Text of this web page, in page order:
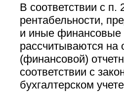
В соответствии с п.
рентабельности,
и иные финансовые
рассчитываются на
(финансовой)
соответствии с
бухгалтерском